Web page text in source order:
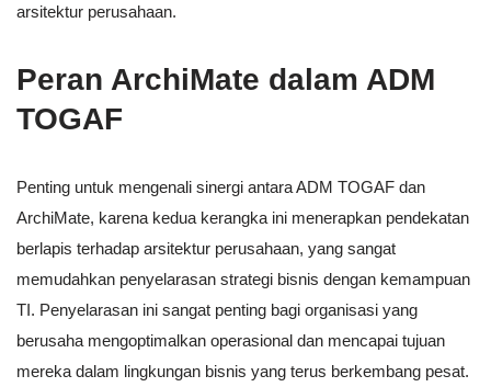
arsitektur perusahaan.
Peran ArchiMate dalam ADM
TOGAF
Penting untuk mengenali sinergi antara ADM TOGAF dan
ArchiMate, karena kedua kerangka ini menerapkan pendekatan
berlapis terhadap arsitektur perusahaan, yang sangat
memudahkan penyelarasan strategi bisnis dengan kemampuan
TI. Penyelarasan ini sangat penting bagi organisasi yang
berusaha mengoptimalkan operasional dan mencapai tujuan
mereka dalam lingkungan bisnis yang terus berkembang pesat.